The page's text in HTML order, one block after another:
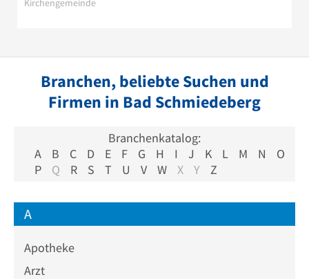
Kirchengemeinde
Branchen, beliebte Suchen und
Firmen in Bad Schmiedeberg
Branchenkatalog:
A
B C D E F G H I J K L M N
O
P
Q R S T U V W X Y Z
A
Apotheke
Arzt